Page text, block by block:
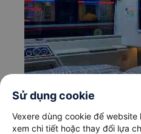
Sử dụng cookie
Vexere dùng cookie để
xem chi tiết hoặc thay đổi lựa